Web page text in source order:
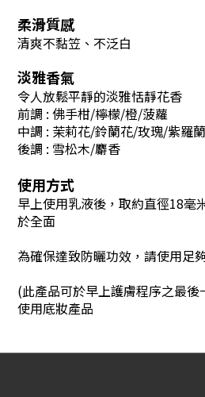
柔滑質感
清爽不黏笠、不泛白
淡雅香氣
令人放鬆平靜的淡雅恬靜花香
前調 : 佛手柑/檸檬/橙/菠蘿
中調 : 茉莉花/鈴蘭花/玫瑰/紫羅蘭
後調 : 雪松木/麝香
使用方式
早上使用乳液後，取約直徑18毫
於全面
為確保達致防曬功效，請使用足
(此產品可於早上護膚程序之最
使用底妝產品